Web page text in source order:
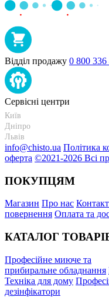
Відділ продажу 0 800 336
Сервісні центри
Київ
Дніпро
Львів
info@chisto.ua Політика
оферта ©2021-2026 Всі
ПОКУПЦЯМ
Магазин Про нас
повернення Оплата та
КАТАЛОГ
Професійне миюче та
прибиральне обладнання
Техніка для дому
дезінфікатори